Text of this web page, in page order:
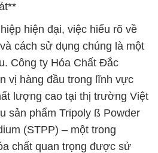
hiện đại, việc hiểu rõ về
cách sử dụng chúng là một
Công ty Hóa Chất Đắc
vị hàng đầu trong lĩnh vực
lượng cao tại thị trường Việt
sản phẩm Tripoly ß Powder
(STPP) – một trong
chất quan trọng được sử